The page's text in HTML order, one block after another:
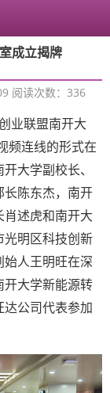
成立揭牌
阅读次数： 336
业联盟南开大
频连线的形式在
大学副校长、
长陈东杰，南开
肖述虎和南开大
光明区科技创新
始人王明旺在深
开大学新能源转
公司代表参加